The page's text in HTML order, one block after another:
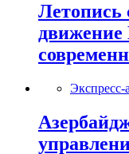
Летопись
Экспресс-